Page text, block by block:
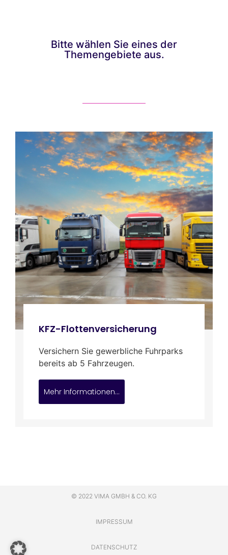
Bitte wählen Sie eines der
Themengebiete aus.
KFZ-Flottenversicherung
Versichern Sie gewerbliche Fuhrparks
bereits ab 5 Fahrzeugen.
Mehr Informationen...
© 2022 VIMA GMBH & CO. KG
IMPRESSUM
DATENSCHUTZ